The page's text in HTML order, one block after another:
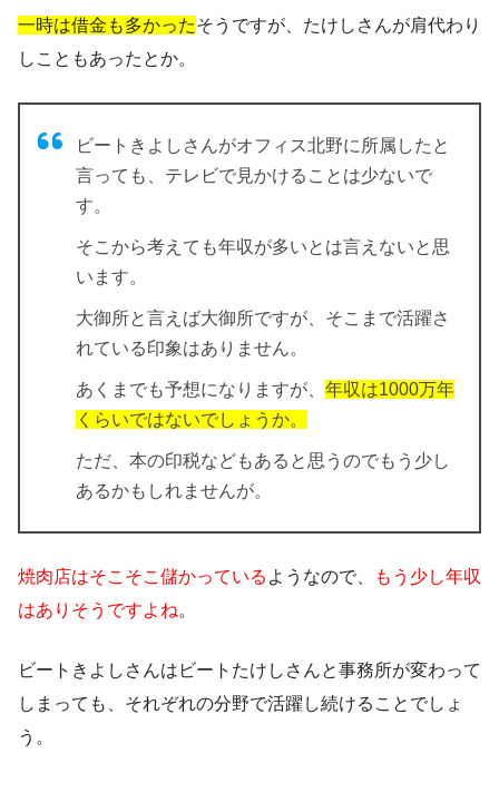
一時は借金も多かったそうですが、たけしさんが肩代わり
しこともあったとか。
ビートきよしさんがオフィス北野に所属したと
言っても、テレビで見かけることは少ないで
す。
そこから考えても年収が多いとは言えないと思
います。
大御所と言えば大御所ですが、そこまで活躍さ
れている印象はありません。
あくまでも予想になりますが、 年収は1000万年
くらいではないでしょうか。
ただ、本の印税などもあると思うのでもう少し
あるかもしれませんが。
焼肉店はそこそこ儲かっている ようなので、
もう少し年収
はありそうですよね。
ビートきよしさんはビートたけしさんと事務所が変わって
しまっても、それぞれの分野で活躍し続けることでしょ
う。